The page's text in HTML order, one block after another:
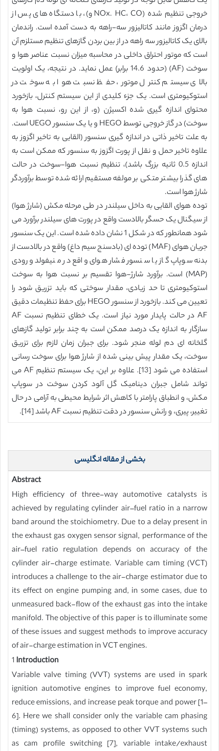
خروجی تنظیم شده (NOx. HC، CO و)، با دستگاه های پس از
درمان اگزوز مانند کاتالیزور سه-راهه به دست آمده است. راندمان
بالای یک کاتالیزور سه راهه در از بین بردن گازهای تنظیم مستلزم آن
است که موتور احتراق داخلی در محاسبه میزان نسبت عناصر هوا و
سوخت (AF) (حدود 14.6 برابر) عمل نماید. در نتیجه، یک اولویت
بالای سیستم کنترل موتور، حفظ نسبت هوا به سوخت در
استوکیومتری است. یک جزء کلیدی از این سیستم کنترل، بازخورد
محتوای اندازه گیری شده اکسیژن (و، از این رو، نسبت هوا به
سوخت) در گاز خروجی توسط HEGO و یا یک سنسور UEGO است.
به علت تاخیر ذاتی در اندازه گیری سنسور (القایی به تاخیر اگزوز به
علاوه تاخیر حمل و نقل از پورت اگزوز به سنسور که ممکن است به
اندازه 0.5 ثانیه بزرگ باشد)، تنظیم نسبت هوا-سوخت در حالت
های گذرا بیشتر متکی بر مولفه مستقیم ارائه شده توسط برآوردگر
شارژ هوا است.
توده هوای القایی به داخل سیلندر در طی مرحله مکش (شارژ هوا)
از سیگنال یک حسگر بالادست واقع در پورت های سیلندر برآورد می
شود همانطور که در شکل 1 نشان داده شده است. این یک سنسور
جریان هوای (MAF) توده ای (بادسنج سیم داغ) واقع در بالادست از
بدنه سوپاپ گاز یا سنسور فشار هوای واقع در منیفولد ورودی
(MAP) است. برآورد شارژ-هوا تقسیم بر نسبت هوا به سوخت
استوکیومتری تا حد زیادی، مقدار سوختی که باید تزریق شود را
تعیین می کند. بازخورد از سنسور HEGO برای حفظ تنظیمات دقیق
AF در حالت پایدار مورد نیاز است. یک خطای تنظیم نسبت AF
سازگار به اندازه یک درصد ممکن است به چند برابر تولید گازهای
گلخانه ای دم لوله منجر شود. برای جبران زمان لازم برای تزریق
سوخت، یک مقدار پیش بینی شده از شارژ هوا برای سوخت رسانی
استفاده می شود [13]. علاوه بر این، یک سیستم تنظیم AF می
تواند شامل جبران دینامیک گل آلود کردن سوخت در سوپاپ
مکش، و انطباق پارامتر با کاهش اثر شرایط محیطی به آرامی در حال
تغییر، پیری، و رانش سنسور در دقت تنظیم نسبت AF باشد [14].
بخشی از مقاله انگلیسی
Abstract
High efficiency of three-way automotive catalysts is
achieved by regulating cylinder air–fuel ratio in a narrow
band around the stoichiometry. Due to a delay present in
the exhaust gas oxygen sensor signal, performance of the
air–fuel ratio regulation depends on accuracy of the
cylinder air-charge estimate. Variable cam timing (VCT)
introduces a challenge to the air-charge estimator due to
its effect on engine pumping and, in some cases, due to
unmeasured back-flow of the exhaust gas into the intake
manifold. The objective of this paper is to illuminate some
of these issues and suggest methods to improve accuracy
of air-charge estimation in VCT engines.
1 Introduction
Variable valve timing (VVT) systems are used in spark
ignition automotive engines to improve fuel economy,
reduce emissions, and increase peak torque and power [1–
6]. Here we shall consider only the variable cam phasing
(timing) systems, as opposed to other VVT systems such
as cam profile switching [7], variable intake/exhaust